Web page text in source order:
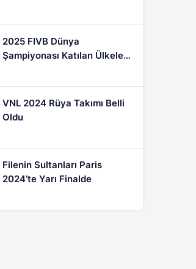
2025 FIVB Dünya
Şampiyonası Katılan Ülkeler
VNL 2024 Rüya Takımı Belli
Oldu
Filenin Sultanları Paris
2024’te Yarı Finalde